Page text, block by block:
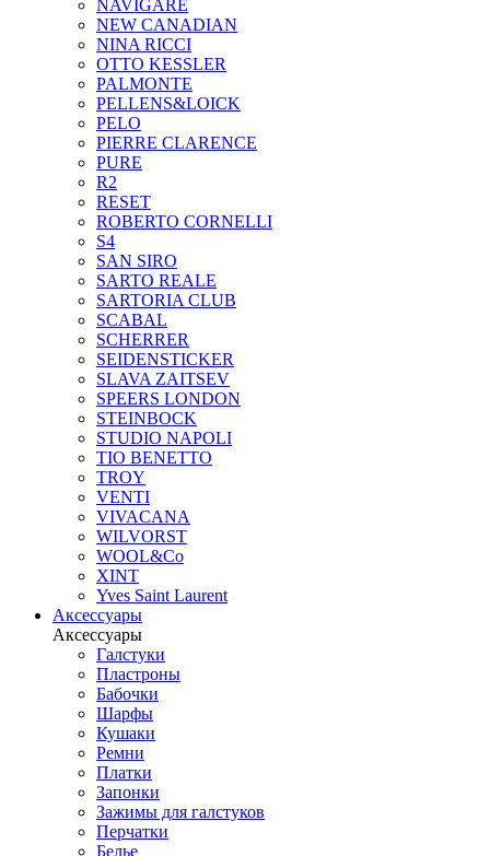
NAVIGARE
NEW CANADIAN
NINA RICCI
OTTO KESSLER
PALMONTE
PELLENS&LOICK
PELO
PIERRE CLARENCE
PURE
R2
RESET
ROBERTO CORNELLI
S4
SAN SIRO
SARTO REALE
SARTORIA CLUB
SCABAL
SCHERRER
SEIDENSTICKER
SLAVA ZAITSEV
SPEERS LONDON
STEINBOCK
STUDIO NAPOLI
TIO BENETTO
TROY
VENTI
VIVACANA
WILVORST
WOOL&Co
XINT
Yves Saint Laurent
Аксессуары
Аксессуары
Галстуки
Пластроны
Бабочки
Шарфы
Кушаки
Ремни
Платки
Запонки
Зажимы для галстуков
Перчатки
Белье